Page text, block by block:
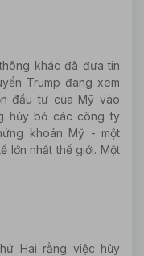
khác đã đưa tin
Trump đang xem
đầu tư của Mỹ vào
hủy bỏ các công ty
khoán Mỹ - một
lớn nhất thế giới. Một
Hai rằng việc hủy